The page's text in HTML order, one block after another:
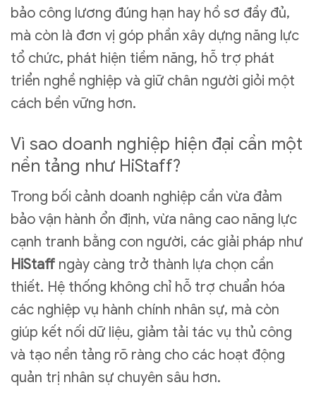
bảo công lương đúng hạn hay hồ sơ đầy đủ,
mà còn là đơn vị góp phần xây dựng năng lực
tổ chức, phát hiện tiềm năng, hỗ trợ phát
triển nghề nghiệp và giữ chân người giỏi một
cách bền vững hơn.
Vì sao doanh nghiệp hiện đại cần một
nền tảng như HiStaff?
Trong bối cảnh doanh nghiệp cần vừa đảm
bảo vận hành ổn định, vừa nâng cao năng lực
cạnh tranh bằng con người, các giải pháp như
HiStaff ngày càng trở thành lựa chọn cần
thiết. Hệ thống không chỉ hỗ trợ chuẩn hóa
các nghiệp vụ hành chính nhân sự, mà còn
giúp kết nối dữ liệu, giảm tải tác vụ thủ công
và tạo nền tảng rõ ràng cho các hoạt động
quản trị nhân sự chuyên sâu hơn.